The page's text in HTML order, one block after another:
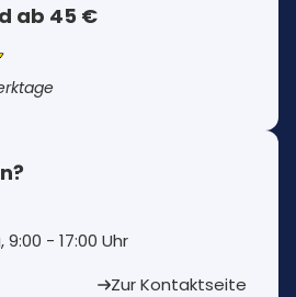
ab 45 €
- 17:00 Uhr
Zur Kontaktseite